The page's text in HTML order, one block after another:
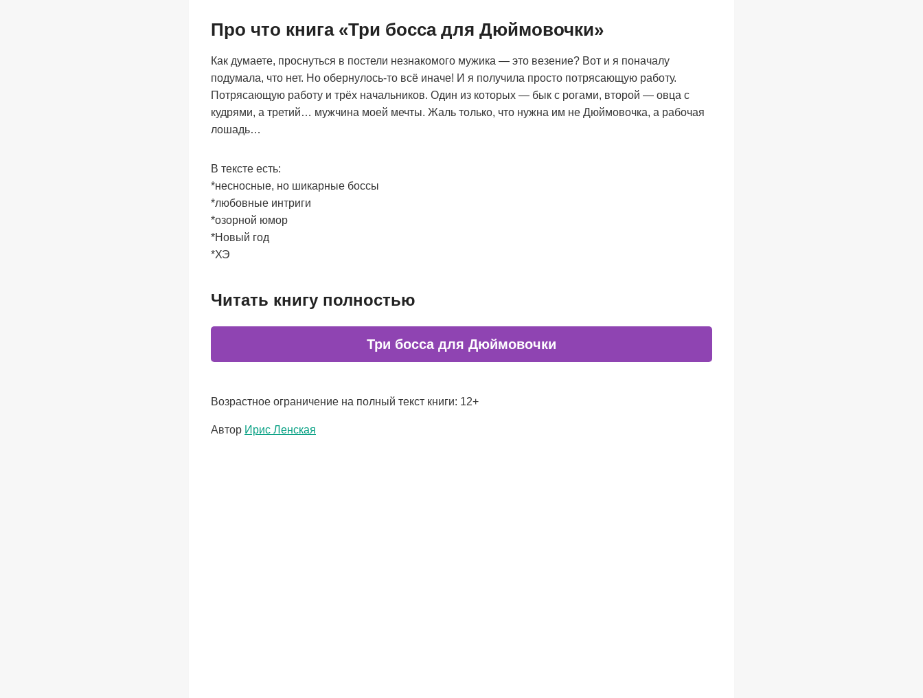
Про что книга «Три босса для Дюймовочки»
Как думаете, проснуться в постели незнакомого мужика — это везение? Вот и я поначалу
подумала, что нет. Но обернулось-то всё иначе! И я получила просто потрясающую работу.
Потрясающую работу и трёх начальников. Один из которых — бык с рогами, второй — овца с
кудрями, а третий… мужчина моей мечты. Жаль только, что нужна им не Дюймовочка, а рабочая
лошадь…
В тексте есть:
*несносные, но шикарные боссы
*любовные интриги
*озорной юмор
*Новый год
*ХЭ
Читать книгу полностью
Три босса для Дюймовочки
Возрастное ограничение на полный текст книги: 12+
Метки
Автор Ирис Ленская